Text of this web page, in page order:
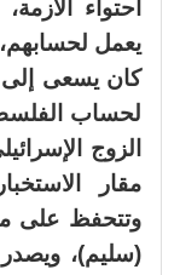
احتواء
يعمل لحسابهم،
كان يسعى إلى
لحساب
الزوج
مقار
وتتحفظ على
(سليم)، ويصدر